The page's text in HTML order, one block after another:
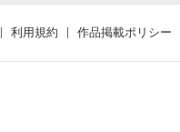
利用規約 作品掲載ポリシー